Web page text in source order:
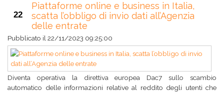
22
Piattaforme online e business in Italia,
scatta l’obbligo di invio dati all’Agenzia
delle entrate
Pubblicato il 22/11/2023 09:25:00
Diventa operativa la direttiva europea Dac7 sullo scambio
automatico delle informazioni relative al reddito degli utenti che